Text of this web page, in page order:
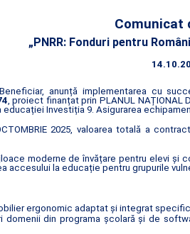
Comunicat
„PNRR: Fonduri pentru
anunță implementarea cu
, proiect finanțat prin PLANUL NAȚIONAL
Investiția 9. Asigurarea
2025, valoarea totală a
moderne de învățare pentru elevi și
la educație pentru grupurile
ergonomic adaptat și integrat
din programa școlară și de